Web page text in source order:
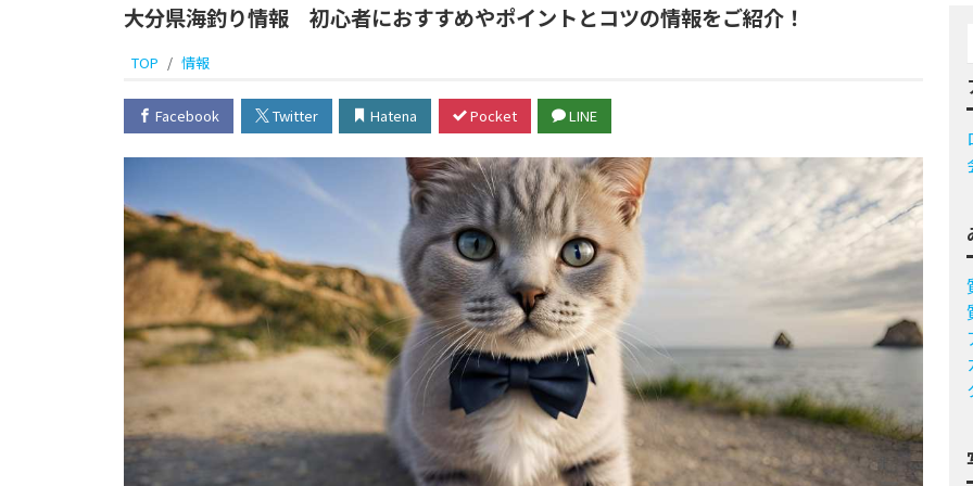
大分県海釣り情報 初心者におすすめやポイントとコツの情報をご紹介！
TOP 情報
Facebook Twitter Hatena Pocket LINE